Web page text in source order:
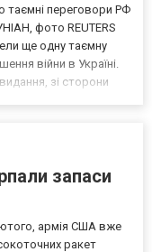
таємні переговори РФ
фото REUTERS
ще одну таємну
війни в Україні.
зі сторони
запаси
армія США вже
ракет